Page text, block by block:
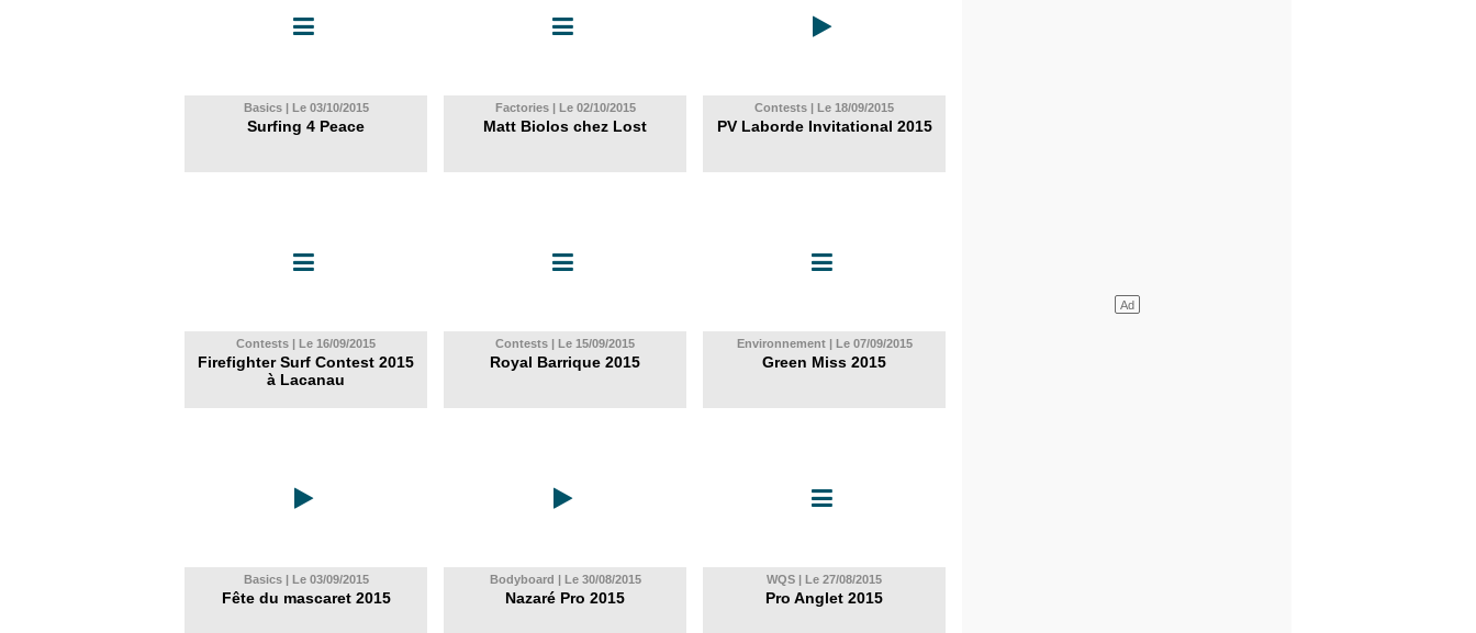
Basics | Le 03/10/2015
Surfing 4 Peace
Factories | Le 02/10/2015
Matt Biolos chez Lost
Contests | Le 18/09/2015
PV Laborde Invitational 2015
Contests | Le 16/09/2015
Firefighter Surf Contest 2015
à Lacanau
Contests | Le 15/09/2015
Royal Barrique 2015
Environnement | Le 07/09/2015
Green Miss 2015
Basics | Le 03/09/2015
Fête du mascaret 2015
Bodyboard | Le 30/08/2015
Nazaré Pro 2015
WQS | Le 27/08/2015
Pro Anglet 2015